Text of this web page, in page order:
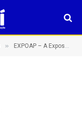
» EXPOAP – A Exposição Agropecuária de Apuí do sul do Amazonas – Barretão Amazonense!